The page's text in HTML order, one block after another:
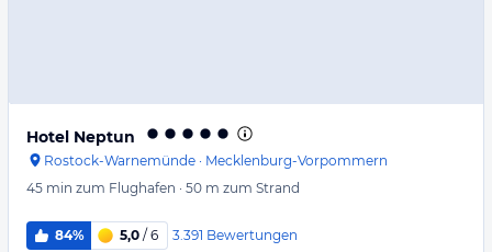
Hotel Neptun
Rostock-Warnemünde · Mecklenburg-Vorpommern
45 min zum Flughafen · 50 m zum Strand
84% 5,0 / 6 3.391 Bewertungen